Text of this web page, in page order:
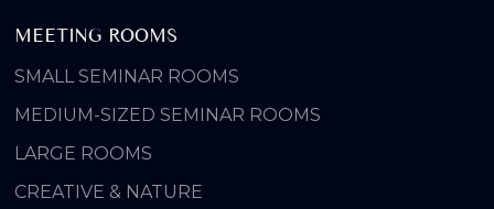
MEETING ROOMS
SMALL SEMINAR ROOMS
MEDIUM-SIZED SEMINAR ROOMS
LARGE ROOMS
CREATIVE & NATURE